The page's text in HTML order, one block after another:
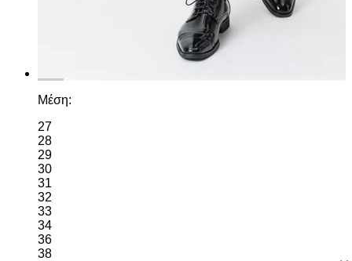
Μέση:
27
28
29
30
31
32
33
34
36
38